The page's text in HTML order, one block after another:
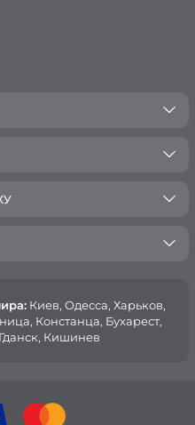
Киев, Oдесса, Харьков,
Констанца, Бухарест,
Кишинев